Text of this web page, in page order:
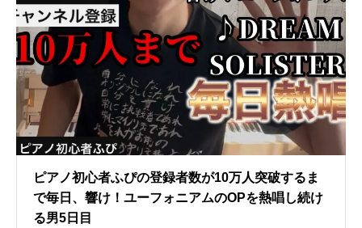
ピアノ初心者ふぴの登録者数が10万人突破するま
で毎日、響け！ユーフォニアムのOPを熱唱し続け
る男5日目